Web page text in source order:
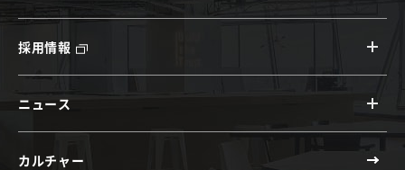
採用情報
ニュース
カルチャー